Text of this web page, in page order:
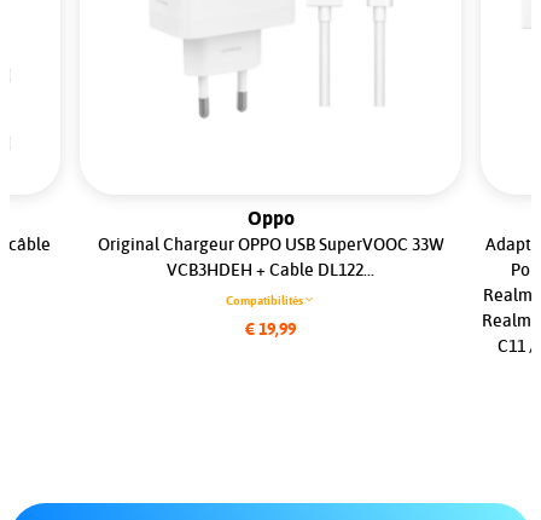
câble
Oppo
Original Chargeur OPPO USB SuperVOOC 33W
VCB3HDEH + Cable DL122...
Compatibilités
€ 19,99
C11 /